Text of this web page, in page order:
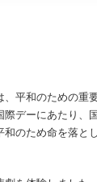
平和のための重
デーにあたり、
のため命を落と